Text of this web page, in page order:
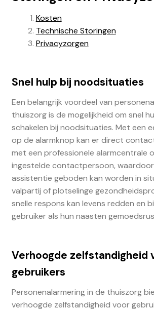
Kosten
Technische Storingen
Privacyzorgen
Snel hulp bij noodsituaties
Een belangrijk voordeel van
thuiszorg is de mogelijkheid om snel
schakelen bij noodsituaties. Met een
op de alarmknop kan er direct
met een professionele alarmcentrale
ingestelde contactpersoon, waardoor
assistentie geboden kan worden in
valpartij of plotselinge
snelle respons kan levens redden en
gebruiker als hun naasten
Verhoogde zelfstandigheid
gebruikers
Personenalarmering in de thuiszorg
verhoogde zelfstandigheid voor